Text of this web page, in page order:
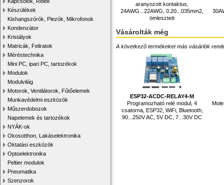
Készülékek
Kishangszórók, Piezók, Mikrofonok
Kondenzátor
Kristályok
Matricák, Feliratok
Méréstechnika
Mini PC, ipari PC, tartozékok
Modulok
Modulvilág
Motorok, Ventilátorok, Fűtőelemek
Munkavédelmi eszközök
Műszerdobozok
Napelemek és tartozékok
NYÁK-ok
Okosotthon, Lakáselektronika
Oktatási eszközök
Optoelektronika
Peltier modulok
Pneumatika
Szenzorok
aranyozott kontaktus,
24AWG...22AWG, 0.20...035mm2,
ömlesztett
Vásárolták még
A következő termékeket más vásárlók
ESP32-ACDC-RELAY4-M
Programozható relé modul, 4
csatorna, ESP32, WiFi, Bluetooth,
90...250V AC, 5V DC, 7...30V DC